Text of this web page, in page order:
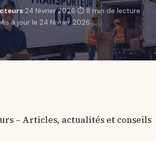
·24 février 2026·⏱ 8 min de lecture
Mis à jour le 24 février 2026
– Articles, actualités et conseils